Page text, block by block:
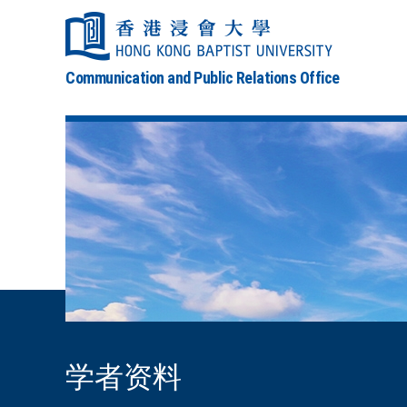
Communication and Public Relations Office
学者资料